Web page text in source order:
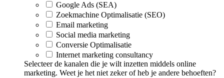
Google Ads (SEA)
Zoekmachine Optimalisatie (SEO)
Email marketing
Social media marketing
Conversie Optimalisatie
Internet marketing consultancy
Selecteer de kanalen die je wilt inzetten middels online
marketing. Weet je het niet zeker of heb je andere behoeften?